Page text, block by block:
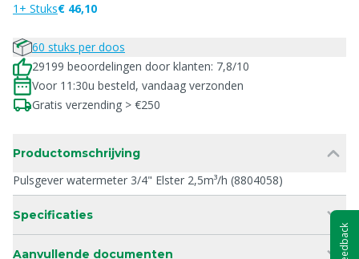
1+ Stuks€ 46,10
60 stuks per doos
29199 beoordelingen door klanten: 7,8/10
Voor 11:30u besteld, vandaag verzonden
Gratis verzending > €250
Productomschrijving
Pulsgever watermeter 3/4" Elster 2,5m³/h (8804058)
Specificaties
Aanvullende documenten Feedback